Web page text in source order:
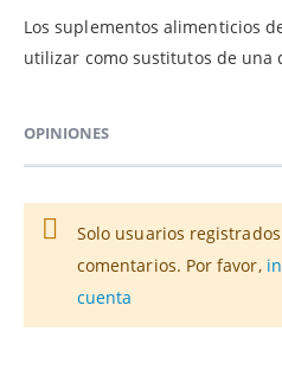
Los suplementos alimenticios
utilizar como sustitutos de una
OPINIONES
Solo usuarios
comentarios. Por favor,
cuenta